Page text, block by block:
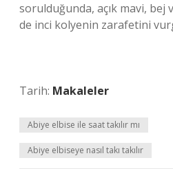
sorulduğunda, açık mavi, bej
de inci kolyenin zarafetini
Tarih: Makaleler
Abiye elbise ile saat takılır mı
Abiye elbiseye nasıl takı takılır